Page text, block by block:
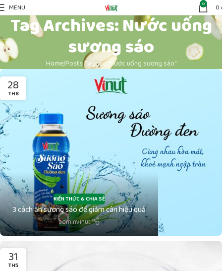
MENU 0 0
Tag Archives: Nước uống
sương sáo
HomePosts Tagged "Nước uống sương sáo"
28
TH8
KIẾN THỨC & CHIA SẺ
3 cách ăn sương sáo để giảm cân hiệu quả
adminvinut
31
TH5